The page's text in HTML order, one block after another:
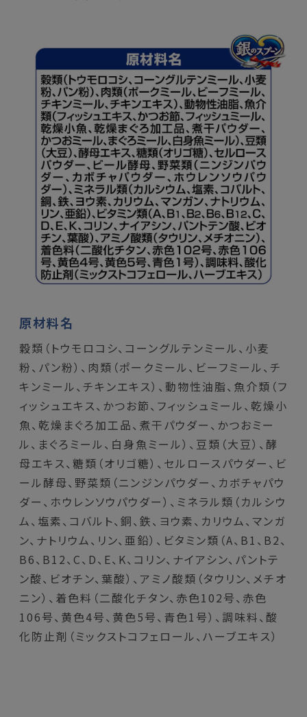
原材料名
穀類（トウモロコシ、コーングルテンミール、小麦
粉、パン粉）、肉類（ポークミール、ビーフミール、チ
キンミール、チキンエキス）、動物性油脂、魚介類（フ
ィッシュエキス、かつお節、フィッシュミール、乾燥小
魚、乾燥まぐろ加工品、煮干パウダー、かつおミー
ル、まぐろミール、白身魚ミール）、豆類（大豆）、酵
母エキス、糖類（オリゴ糖）、セルロースパウダー、ビ
ール酵母、野菜類（ニンジンパウダー、カボチャパウ
ダー、ホウレンソウパウダー）、ミネラル類（カルシウ
ム、塩素、コバルト、銅、鉄、ヨウ素、カリウム、マンガ
ン、ナトリウム、リン、亜鉛）、ビタミン類（A、B1、B2、
B6、B12、C、D、E、K、コリン、ナイアシン、パントテ
ン酸、ビオチン、葉酸）、アミノ酸類（タウリン、メチオ
ニン）、着色料（二酸化チタン、赤色102号、赤色
106号、黄色4号、黄色5号、青色1号）、調味料、酸
化防止剤（ミックストコフェロール、ハーブエキス）